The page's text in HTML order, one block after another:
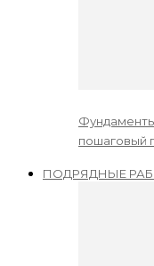
пошаговый
ПОДРЯДНЫЕ